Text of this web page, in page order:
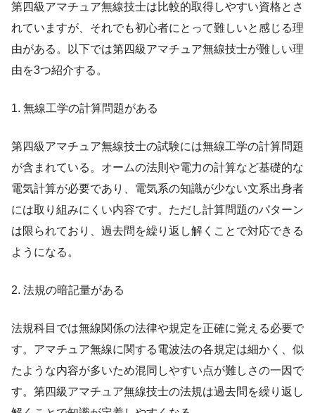
第四級アマチュア無線技士は比較的取得しやすい資格とさ
れていますが、それでも初心者にとって難しいと感じる理
由がある。以下では第四級アマチュア無線技士が難しい理
由を3つ紹介する。
1. 無線工学の計算問題がある
第四級アマチュア無線技士の試験には無線工学の計算問題
が含まれている。オームの法則や電力の計算など基礎的な
電気計算が必要であり、電気系の知識が少ない文系出身者
には取り組みにくい内容です。ただし計算問題のパターン
は限られており、過去問を繰り返し解くことで対応できる
ようになる。
2. 法規の暗記量がある
法規科目では無線関係の法律や規定を正確に覚える必要で
す。アマチュア無線に関する電波法の各規定は細かく、似
たような内容が多いため混同しやすい点が難しさの一因で
す。第四級アマチュア無線技士の法規は過去問を繰り返し